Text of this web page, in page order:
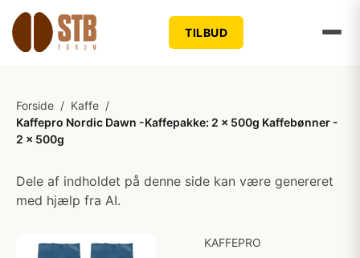
TILBUD
Forside / Kaffe /
Kaffepro Nordic Dawn -Kaffepakke: 2 x 500g Kaffebønner -
2 x 500g
Dele af indholdet på denne side kan være genereret
med hjælp fra AI.
KAFFEPRO